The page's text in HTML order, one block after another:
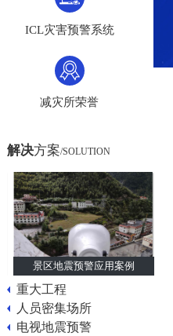
ICL灾害预警系统
减灾所荣誉
解决方案/SOLUTION
景区地震预警应用案例
重大工程
人员密集场所
电视地震预警